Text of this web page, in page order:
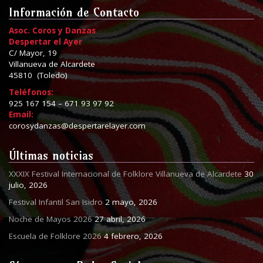
Información de Contacto
Asoc. Coros y Danzas
Despertar el Ayer
C/ Mayor, 19
Villanueva de Alcardete
45810 (Toledo)
Teléfonos:
925 167 154 – 671 93 97 92
Email:
corosydanzas@despertarelayer.com
Últimas noticias
XXXIX Festival Internacional de Folklore Villanueva de Alcardete 30
julio, 2026
Festival Infantil San Isidro 2 mayo, 2026
Noche de Mayos 2026 27 abril, 2026
Escuela de Folklore 2026 4 febrero, 2026